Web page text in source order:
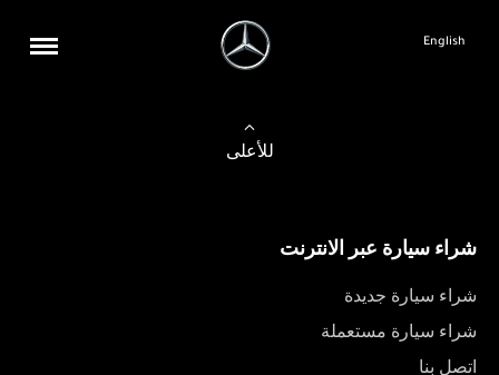
English
للأعلى
شراء سيارة عبر الانترنت
شراء سيارة جديدة
شراء سيارة مستعملة
اتصل بنا